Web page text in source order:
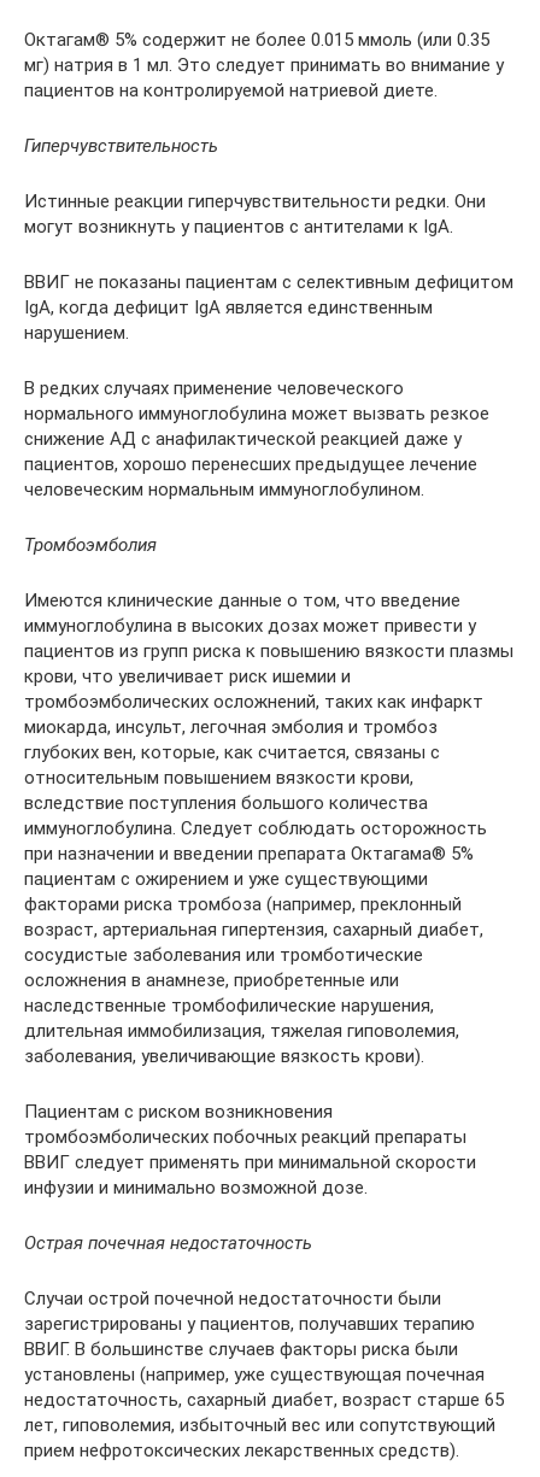
Октагам® 5% содержит не более 0.015 ммоль (или 0.35
мг) натрия в 1 мл. Это следует принимать во внимание у
пациентов на контролируемой натриевой диете.
Гиперчувствительность
Истинные реакции гиперчувствительности редки. Они
могут возникнуть у пациентов с антителами к IgА.
ВВИГ не показаны пациентам с селективным дефицитом
IgА, когда дефицит IgА является единственным
нарушением.
В редких случаях применение человеческого
нормального иммуноглобулина может вызвать резкое
снижение АД с анафилактической реакцией даже у
пациентов, хорошо перенесших предыдущее лечение
человеческим нормальным иммуноглобулином.
Тромбоэмболия
Имеются клинические данные о том, что введение
иммуноглобулина в высоких дозах может привести у
пациентов из групп риска к повышению вязкости плазмы
крови, что увеличивает риск ишемии и
тромбоэмболических осложнений, таких как инфаркт
миокарда, инсульт, легочная эмболия и тромбоз
глубоких вен, которые, как считается, связаны с
относительным повышением вязкости крови,
вследствие поступления большого количества
иммуноглобулина. Следует соблюдать осторожность
при назначении и введении препарата Октагама® 5%
пациентам с ожирением и уже существующими
факторами риска тромбоза (например, преклонный
возраст, артериальная гипертензия, сахарный диабет,
сосудистые заболевания или тромботические
осложнения в анамнезе, приобретенные или
наследственные тромбофилические нарушения,
длительная иммобилизация, тяжелая гиповолемия,
заболевания, увеличивающие вязкость крови).
Пациентам с риском возникновения
тромбоэмболических побочных реакций препараты
ВВИГ следует применять при минимальной скорости
инфузии и минимально возможной дозе.
Острая почечная недостаточность
Случаи острой почечной недостаточности были
зарегистрированы у пациентов, получавших терапию
ВВИГ. В большинстве случаев факторы риска были
установлены (например, уже существующая почечная
недостаточность, сахарный диабет, возраст старше 65
лет, гиповолемия, избыточный вес или сопутствующий
прием нефротоксических лекарственных средств).